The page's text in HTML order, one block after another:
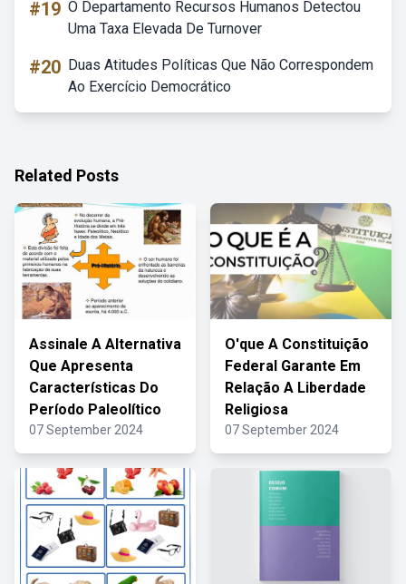
#19 O Departamento Recursos Humanos Detectou
Uma Taxa Elevada De Turnover
#20 Duas Atitudes Políticas Que Não Correspondem
Ao Exercício Democrático
Related Posts
Assinale A Alternativa
Que Apresenta
Características Do
Período Paleolítico
07 September 2024
O'que A Constituição
Federal Garante Em
Relação A Liberdade
Religiosa
07 September 2024